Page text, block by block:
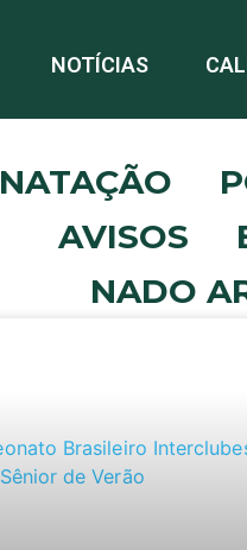
NOTÍCIAS
NATAÇÃO
AVISOS
NADO